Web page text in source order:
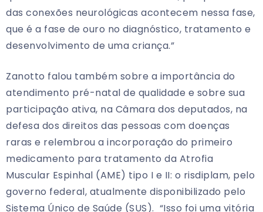
das conexões neurológicas acontecem nessa fase,
que é a fase de ouro no diagnóstico, tratamento e
desenvolvimento de uma criança.”
Zanotto falou também sobre a importância do
atendimento pré-natal de qualidade e sobre sua
participação ativa, na Câmara dos deputados, na
defesa dos direitos das pessoas com doenças
raras e relembrou a incorporação do primeiro
medicamento para tratamento da Atrofia
Muscular Espinhal (AME) tipo I e II: o risdiplam, pelo
governo federal, atualmente disponibilizado pelo
Sistema Único de Saúde (SUS). “Isso foi uma vitória